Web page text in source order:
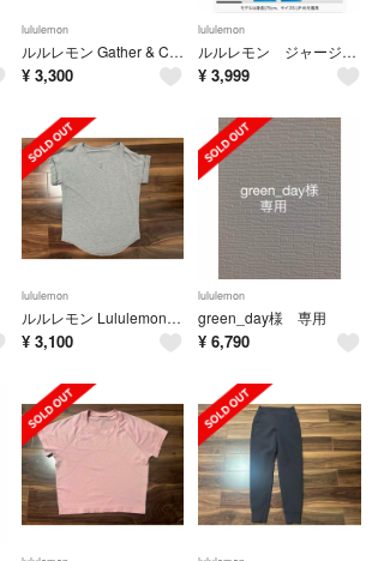
lululemon
ルルレモン Gather & Crow Crop II 黒 サイズ4
¥ 3,300
lululemon
ルルレモン ジャージートレーニングマッスルタンクトップ ロング
¥ 3,999
lululemon
ルルレモン Lululemon Weekend Short Sleeve 6
¥ 3,100
lululemon
green_day様 専用
¥ 6,790